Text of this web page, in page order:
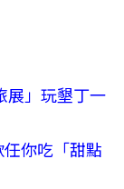
展」玩墾丁一
你吃「甜點